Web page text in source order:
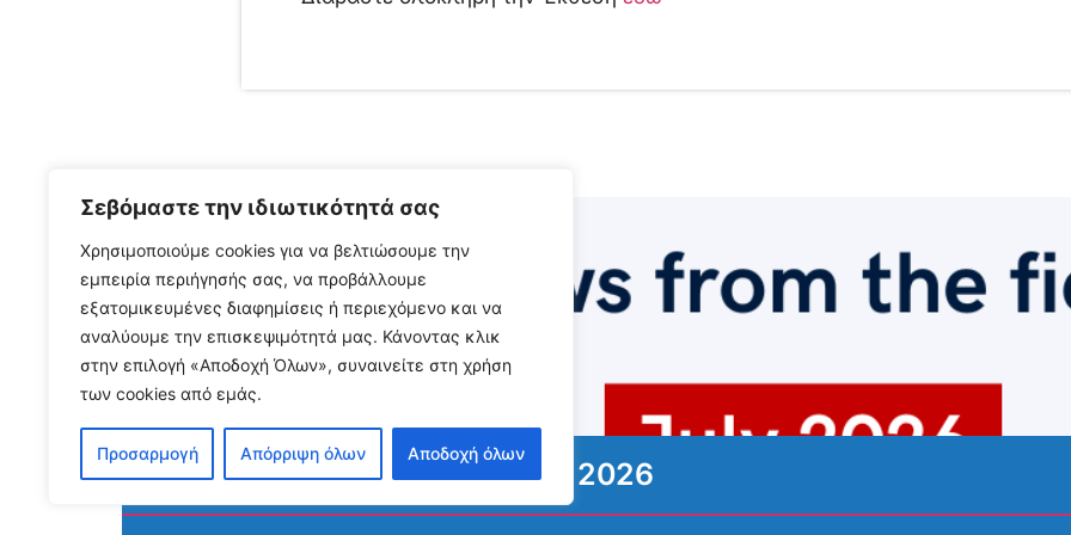
Σεβόμαστε την ιδιωτικότητά σας
Χρησιμοποιούμε cookies για να βελτιώσουμε την
εμπειρία περιήγησής σας, να προβάλλουμε
εξατομικευμένες διαφημίσεις ή περιεχόμενο και να
αναλύουμε την επισκεψιμότητά μας. Κάνοντας κλικ
στην επιλογή «Αποδοχή Όλων», συναινείτε στη χρήση
των cookies από εμάς.
Προσαρμογή Απόρριψη όλων Αποδοχή όλων
Δελτία Τύπου Νέα ,Νέα από το πεδίο
ΝΕΑ ΑΠΟ ΤΟ ΠΕΔΙΟ – Ιούλιος 2026